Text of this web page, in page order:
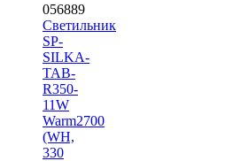
056889
Светильник
SP-
SILKA-
TAB-
R350-
11W
Warm2700
(WH,
330